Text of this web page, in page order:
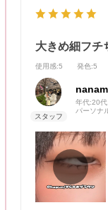
大きめ細フチ
使用感:5 発色:5
年代:20代
パーソナ